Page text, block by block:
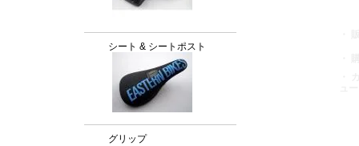
シート & シートポスト
グリップ